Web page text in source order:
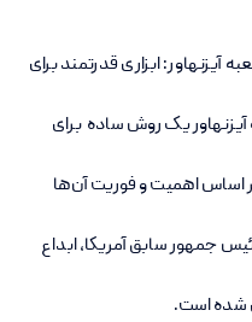
آیزنهاور: ابزاری قدرتمند برای
یک روش ساده برای
اساس اهمیت و فوریت آن‌ها
جمهور سابق آمریکا، ابداع
شده است.